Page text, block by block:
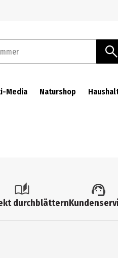
Media Naturshop
durchblättern